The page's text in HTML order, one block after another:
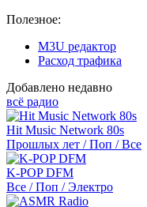
Полезное:
M3U редактор
Расход трафика
Добавлено недавно
всё радио
Hit Music Network 80s
Прошлых лет / Поп / Все
K-POP DFM
Все / Поп / Электро